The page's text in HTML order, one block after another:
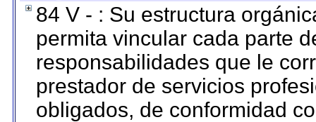
84 V - : Su estructura
permita vincular cada parte
responsabilidades que le
prestador de servicios
obligados, de conformidad